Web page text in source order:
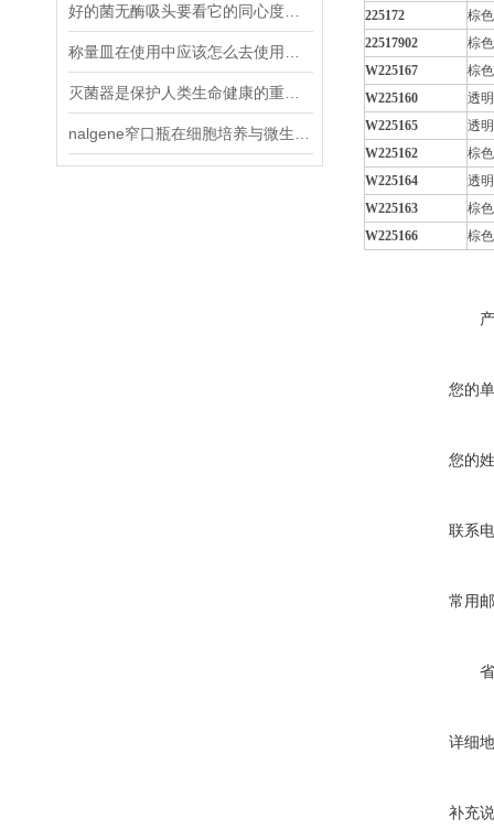
225172
棕
22517902
棕
W225167
棕色
W225160
透
W225165
透
W225162
棕
W225164
透
W225163
棕
W225166
棕
您的
您的
联系
常用
详细
补充